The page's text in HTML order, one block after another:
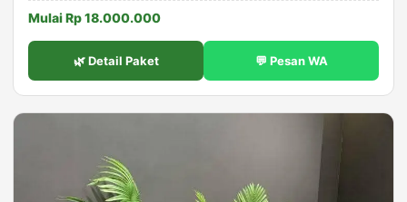
Mulai Rp 18.000.000
🌿 Detail Paket 💬 Pesan WA